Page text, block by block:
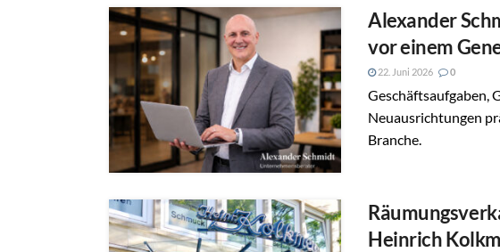
Alexander
vor einem
22. Juni 2026 0
Geschäftsaufgaben,
Neuausrichtungen
Branche.
Heinrich